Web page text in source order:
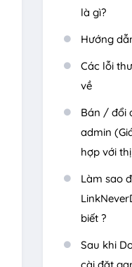
là gì?
Hướng
Các lỗi
về
Bán / đổi
admin
hợp với
Làm sao
biết ?
Sau khi